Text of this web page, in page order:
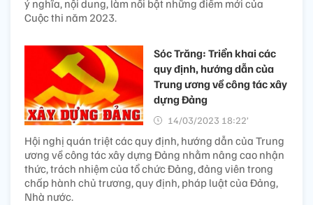
ý nghĩa, nội dung, làm nổi bật những điểm mới của
Cuộc thi năm 2023.
Sóc Trăng: Triển khai các
quy định, hướng dẫn của
Trung ương về công tác xây
dựng Đảng
14/03/2023 18:22’
Hội nghị quán triệt các quy định, hướng dẫn của Trung
ương về công tác xây dựng Đảng nhằm nâng cao nhận
thức, trách nhiệm của tổ chức Đảng, đảng viên trong
chấp hành chủ trương, quy định, pháp luật của Đảng,
Nhà nước.